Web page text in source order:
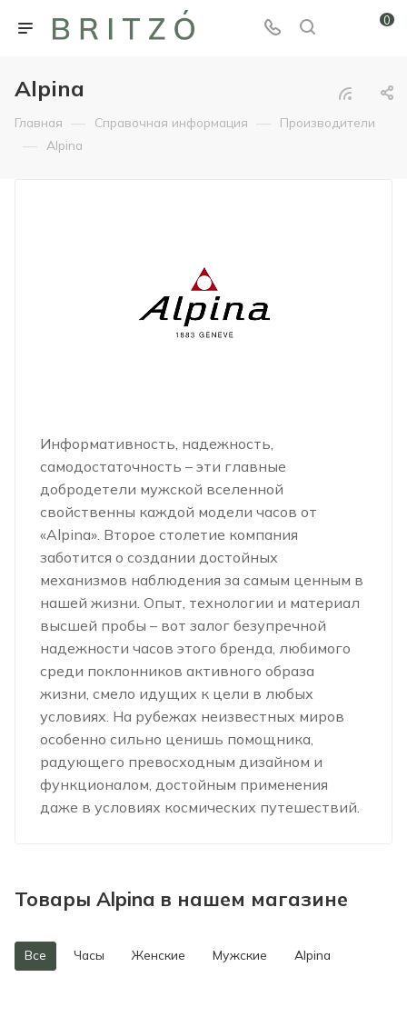
0
Alpina
Главная — Справочная информация — Производители
— Alpina
Информативность, надежность,
самодостаточность – эти главные
добродетели мужской вселенной
свойственны каждой модели часов от
«Alpina». Второе столетие компания
заботится о создании достойных
механизмов наблюдения за самым ценным в
нашей жизни. Опыт, технологии и материал
высшей пробы – вот залог безупречной
надежности часов этого бренда, любимого
среди поклонников активного образа
жизни, смело идущих к цели в любых
условиях. На рубежах неизвестных миров
особенно сильно ценишь помощника,
радующего превосходным дизайном и
функционалом, достойным применения
даже в условиях космических путешествий.
Товары Alpina в нашем магазине
Все Часы Женские Мужские Alpina